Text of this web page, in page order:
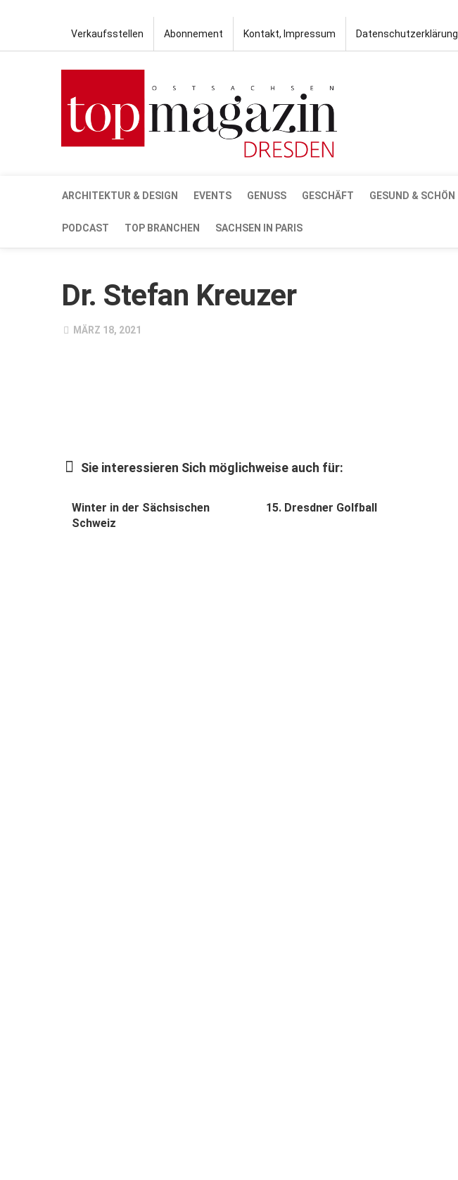
Verkaufsstellen Abonnement Kontakt, Impressum Datenschutzerklärung
ARCHITEKTUR & DESIGN EVENTS GENUSS GESCHÄFT GESUND & SCHÖN
PODCAST TOP BRANCHEN SACHSEN IN PARIS
Dr. Stefan Kreuzer
MÄRZ 18, 2021
Sie interessieren Sich möglichweise auch für:
Winter in der Sächsischen
Schweiz
15. Dresdner Golfball